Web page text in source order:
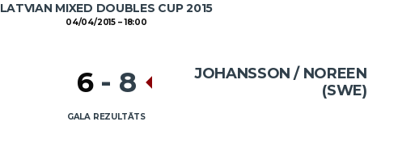
LATVIAN MIXED DOUBLES CUP 2015
04/04/2015 18:00
JOHANSSON / NOREEN
(SWE)
6 - 8
GALA REZULTĀTS